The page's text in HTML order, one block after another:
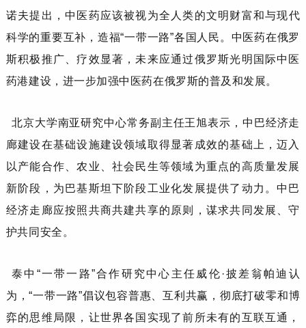
诺夫提出，中医药应该被视为全人类的文明财富和与现代
科学的重要互补，造福“一带一路”各国人民。中医药在俄罗
斯积极推广、疗效显著，未来应通过俄罗斯光明国际中医
药港建设，进一步加强中医药在俄罗斯的普及和发展。
北京大学南亚研究中心常务副主任王旭表示，中巴经济走
廊建设在基础设施建设领域取得显著成效的基础上，迈入
以产能合作、农业、社会民生等领域为重点的高质量发展
新阶段，为巴基斯坦下阶段工业化发展提供了动力。中巴
经济走廊应按照共商共建共享的原则，谋求共同发展、守
护共同安全。
泰中 “一带一路”合作研究中心主任 威伦 ·披差翁帕迪 认
为，“一带一路”倡议包容普惠、互利共赢，彻底打破零和博
弈的思维局限，让世界各国实现了前所未有的互联互通，